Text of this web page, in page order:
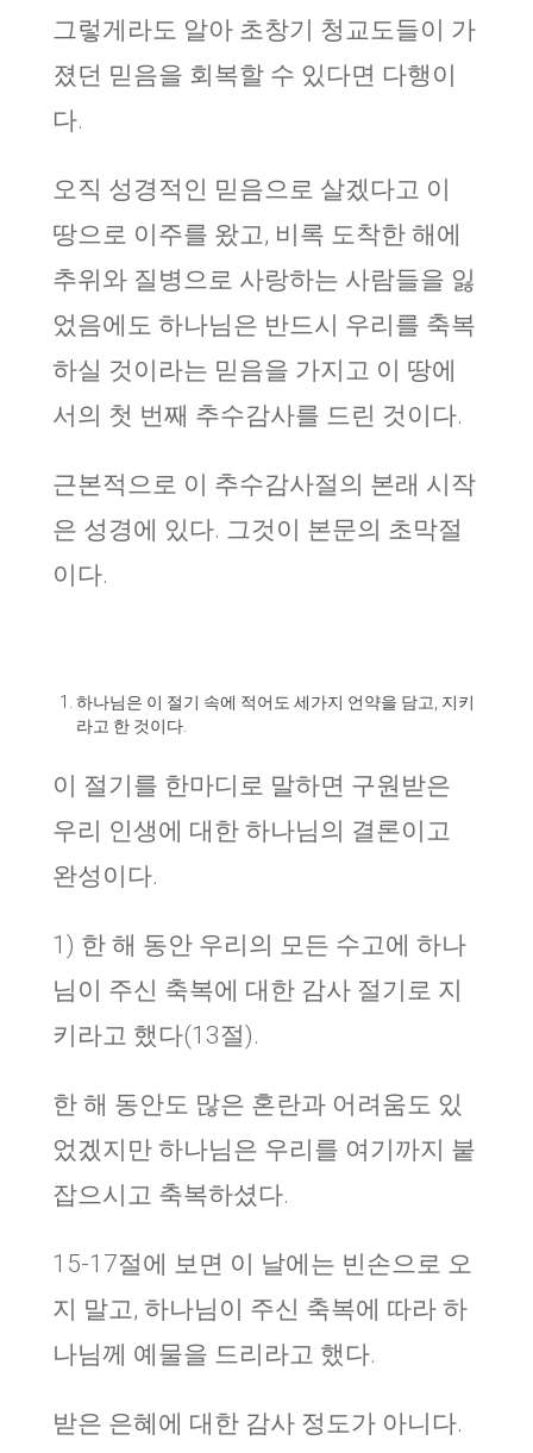
그렇게라도 알아 초창기 청교도들이 가
졌던 믿음을 회복할 수 있다면 다행이
다.
오직 성경적인 믿음으로 살겠다고 이
땅으로 이주를 왔고, 비록 도착한 해에
추위와 질병으로 사랑하는 사람들을 잃
었음에도 하나님은 반드시 우리를 축복
하실 것이라는 믿음을 가지고 이 땅에
서의 첫 번째 추수감사를 드린 것이다.
근본적으로 이 추수감사절의 본래 시작
은 성경에 있다. 그것이 본문의 초막절
이다.
하나님은 이 절기 속에 적어도 세가지 언약을 담고, 지키
라고 한 것이다.
이 절기를 한마디로 말하면 구원받은
우리 인생에 대한 하나님의 결론이고
완성이다.
1) 한 해 동안 우리의 모든 수고에 하나
님이 주신 축복에 대한 감사 절기로 지
키라고 했다(13절).
한 해 동안도 많은 혼란과 어려움도 있
었겠지만 하나님은 우리를 여기까지 붙
잡으시고 축복하셨다.
15-17절에 보면 이 날에는 빈손으로 오
지 말고, 하나님이 주신 축복에 따라 하
나님께 예물을 드리라고 했다.
받은 은혜에 대한 감사 정도가 아니다.